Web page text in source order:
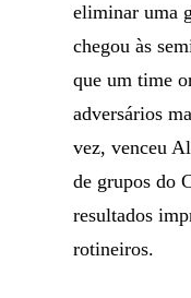
eliminar uma
chegou às
que um time
adversários
vez, venceu
de grupos do
resultados
rotineiros.